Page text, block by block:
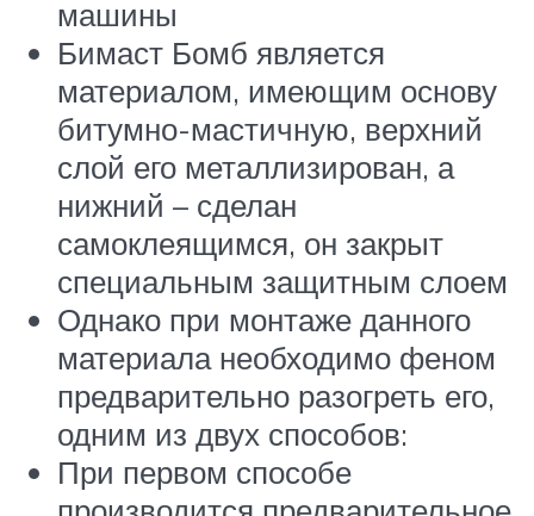
машины
Бимаст Бомб является
материалом, имеющим основу
битумно-мастичную, верхний
слой его металлизирован, а
нижний – сделан
самоклеящимся, он закрыт
специальным защитным слоем
Однако при монтаже данного
материала необходимо феном
предварительно разогреть его,
одним из двух способов:
При первом способе